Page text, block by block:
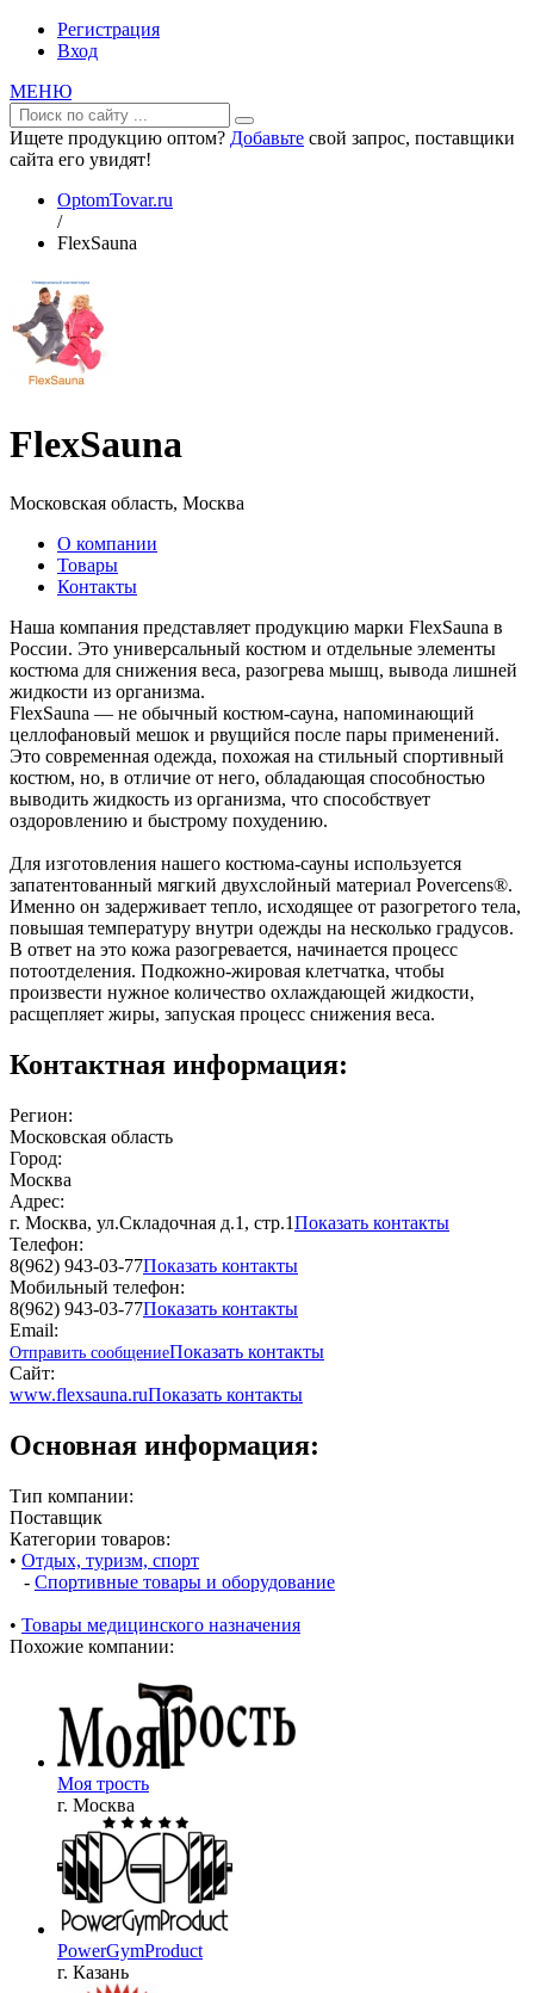
Регистрация
Вход
МЕНЮ
Ищете продукцию оптом? Добавьте свой запрос, поставщики
сайта его увидят!
OptomTovar.ru
/
FlexSauna
FlexSauna
Московская область, Москва
О компании
Товары
Контакты
Наша компания представляет продукцию марки FlexSauna в
России. Это универсальный костюм и отдельные элементы
костюма для снижения веса, разогрева мышц, вывода лишней
жидкости из организма.
FlexSauna — не обычный костюм-сауна, напоминающий
целлофановый мешок и рвущийся после пары применений.
Это современная одежда, похожая на стильный спортивный
костюм, но, в отличие от него, обладающая способностью
выводить жидкость из организма, что способствует
оздоровлению и быстрому похудению.
Для изготовления нашего костюма-сауны используется
запатентованный мягкий двухслойный материал Povercens®.
Именно он задерживает тепло, исходящее от разогретого тела,
повышая температуру внутри одежды на несколько градусов.
В ответ на это кожа разогревается, начинается процесс
потоотделения. Подкожно-жировая клетчатка, чтобы
произвести нужное количество охлаждающей жидкости,
расщепляет жиры, запуская процесс снижения веса.
Контактная информация:
Регион:
Московская область
Город:
Москва
Адрес:
г. Москва, ул.Складочная д.1, стр.1Показать контакты
Телефон:
8(962) 943-03-77Показать контакты
Мобильный телефон:
8(962) 943-03-77Показать контакты
Email:
Отправить сообщениеПоказать контакты
Сайт:
www.flexsauna.ruПоказать контакты
Основная информация:
Тип компании:
Поставщик
Категории товаров:
• Отдых, туризм, спорт
- Спортивные товары и оборудование
• Товары медицинского назначения
Похожие компании:
Моя трость
г. Москва
PowerGymProduct
г. Казань